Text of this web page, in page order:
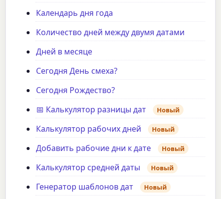
Календарь дня года
Количество дней между двумя датами
Дней в месяце
Сегодня День смеха?
Сегодня Рождество?
📅 Калькулятор разницы дат
Новый
Калькулятор рабочих дней Новый
Добавить рабочие дни к дате Новый
Калькулятор средней даты Новый
Генератор шаблонов дат Новый